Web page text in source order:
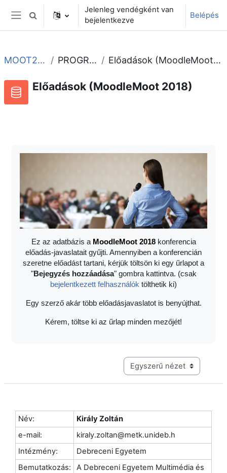
Tovább a fő tartalomhoz
Oldalpanel
Keresési bemeneti adatok váltása
Jelenleg vendégként van
bejelentkezve
Belépés
MOOT2018 PROGRAM Előadások (MoodleMoot 2018)
Előadások (MoodleMoot 2018)
Ez az adatbázis a MoodleMoot 2018konferencia
előadás-javaslatait gyűjti. Amennyiben a konferencián
szeretne előadást tartani, kérjük töltsön ki egy űrlapot a
"Bejegyzés hozzáadása" gombra kattintva. (csak
bejelentkezett felhasználók tölthetik ki)
Egy szerző akár több előadásjavaslatot is benyújthat.
Kérem, töltse ki az űrlap minden mezőjét!
Harmadik szintű navigáció
Név:
Király Zoltán
e-mail:
kiraly.zoltan@metk.unideb.h
Intézmény:
Debreceni Egyetem
Bemutatkozás:
A Debreceni Egyetem Multimédia és